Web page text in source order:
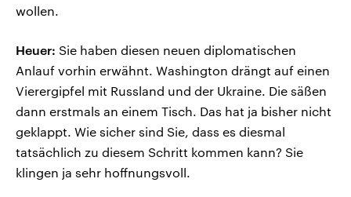
wollen.
Heuer: Sie haben diesen neuen diplomatischen
Anlauf vorhin erwähnt. Washington drängt auf einen
Vierergipfel mit Russland und der Ukraine. Die säßen
dann erstmals an einem Tisch. Das hat ja bisher nicht
geklappt. Wie sicher sind Sie, dass es diesmal
tatsächlich zu diesem Schritt kommen kann? Sie
klingen ja sehr hoffnungsvoll.